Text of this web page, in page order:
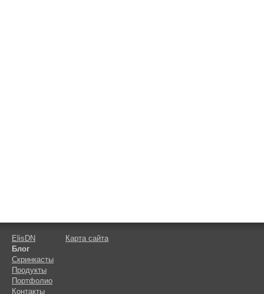
ElisDN
Блог
Скринкасты
Продукты
Портфолио
Контакты
Карта сайта